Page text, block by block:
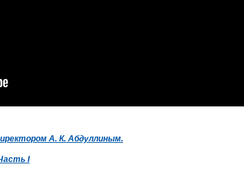
А. К. Абдуллиным.
I